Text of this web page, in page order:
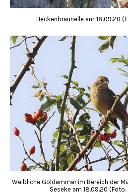
Heckenbraunelle am 18.09.20
Weibliche Goldammer im Bereich der
Seseke am 18.09.20